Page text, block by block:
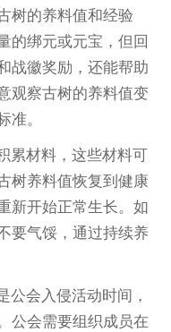
树的养料值和经验
的绑元或元宝，但回
徽奖励，还能帮助
观察古树的养料值变
准。
累材料，这些材料可
树养料值恢复到健康
新开始正常生长。如
要气馁，通过持续养
公会入侵活动时间，
公会需要组织成员在